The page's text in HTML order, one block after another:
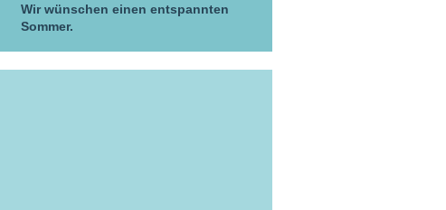
Wir wünschen einen entspannten
Sommer.